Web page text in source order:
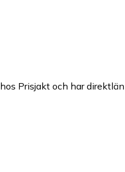
Prisjakt och har